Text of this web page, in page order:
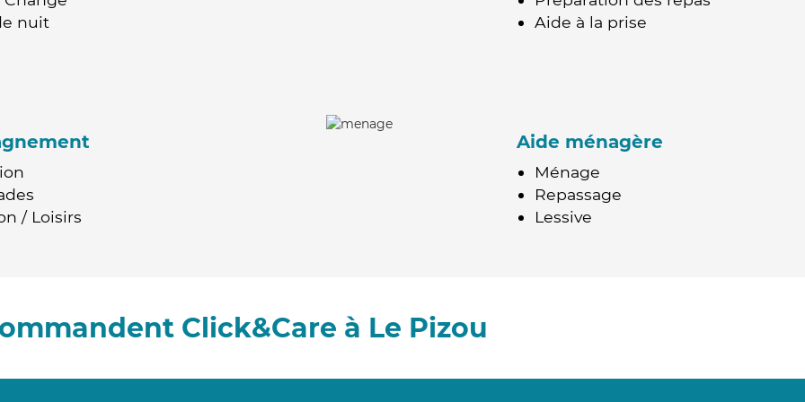
nuit
Aide à la prise
/ Loisirs
Aide ménagère
Ménage
Repassage
Lessive
Click&Care à Le Pizou